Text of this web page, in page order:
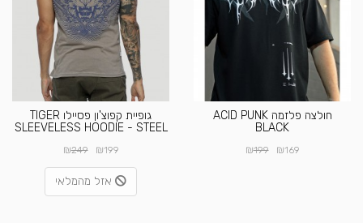
חולצה פלזמה ACID PUNK
BLACK
₪169
₪199
גופיית קפוצ'ון פסיילו TIGER
SLEEVELESS HOODIE - STEEL
₪199
₪249
אזל מהמלאי